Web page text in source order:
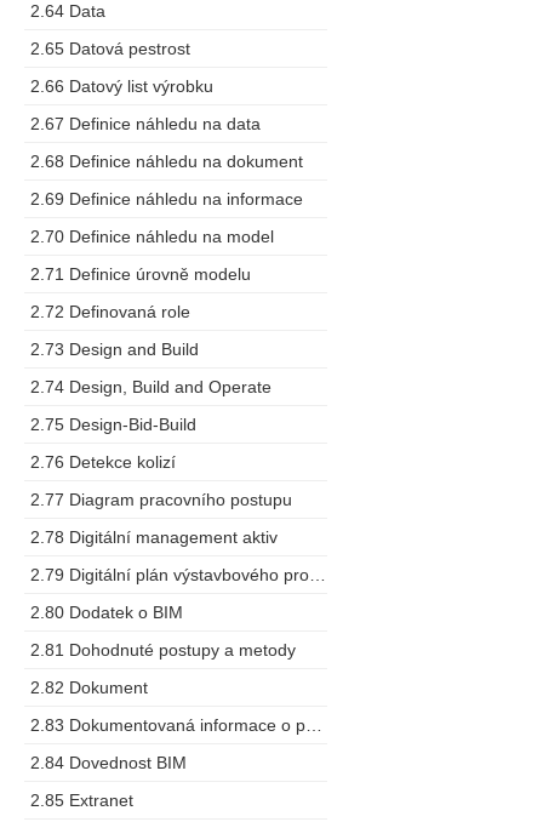
2.64 Data
2.65 Datová pestrost
2.66 Datový list výrobku
2.67 Definice náhledu na data
2.68 Definice náhledu na dokument
2.69 Definice náhledu na informace
2.70 Definice náhledu na model
2.71 Definice úrovně modelu
2.72 Definovaná role
2.73 Design and Build
2.74 Design, Build and Operate
2.75 Design-Bid-Build
2.76 Detekce kolizí
2.77 Diagram pracovního postupu
2.78 Digitální management aktiv
2.80 Dodatek o BIM
2.81 Dohodnuté postupy a metody
2.82 Dokument
2.84 Dovednost BIM
2.85 Extranet